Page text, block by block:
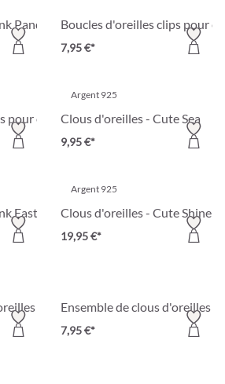
Panda Boucles d'oreilles clips pour
7,95 €*
pour enfant - Cutie Pie
Argent 925
Clous d'oreilles - Cute Sea
9,95 €*
Easter
Argent 925
Clous d'oreilles - Cute Shine
19,95 €*
- Shiny Sweeties
Ensemble de clous d'oreilles
7,95 €*